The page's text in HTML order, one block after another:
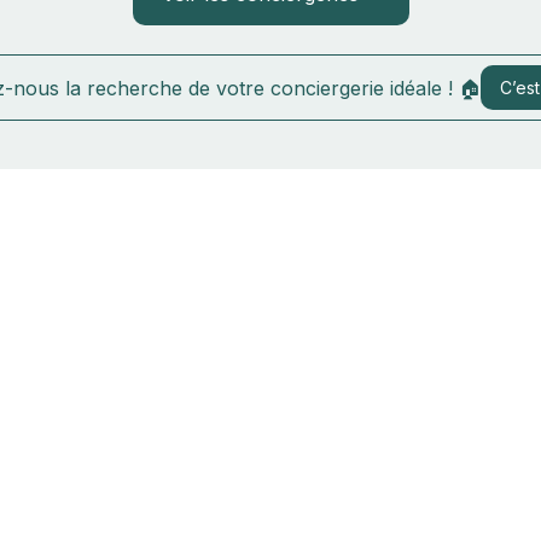
nous la recherche de votre conciergerie idéale ! 🏠